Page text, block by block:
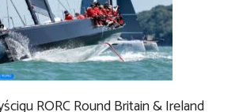
RORC Round Britain & Ireland